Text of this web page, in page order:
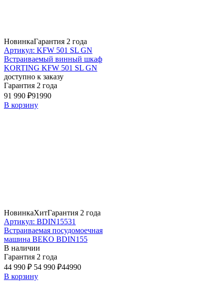
НовинкаГарантия 2 года
Артикул: KFW 501 SL GN
Встраиваемый винный шкаф
KORTING KFW 501 SL GN
доступно к заказу
Гарантия 2 года
91 990 ₽91990
В корзину
НовинкаХитГарантия 2 года
Артикул: BDIN15531
Встраиваемая посудомоечная
машина BEKO BDIN155
В наличии
Гарантия 2 года
44 990 ₽ 54 990 ₽44990
В корзину